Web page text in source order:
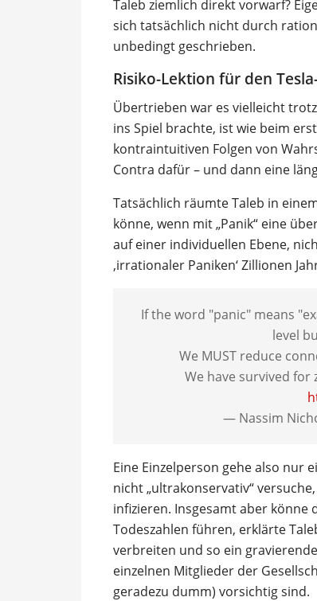
Taleb ziemlich direkt vorwarf?
sich tatsächlich nicht durch
unbedingt geschrieben.
Risiko-Lektion für den
Übertrieben war es vielleicht
ins Spiel brachte, ist wie beim
kontraintuitiven Folgen von
Contra dafür – und dann eine
Tatsächlich räumte Taleb in
könne, wenn mit „Panik“ eine
auf einer individuellen Ebene,
‚irrationaler Paniken‘ Zillionen
If the word "panic" means
level
We MUST reduce
We have survived
— Nassim
Eine Einzelperson gehe also nur
nicht „ultrakonservativ“
infizieren. Insgesamt aber könne
Todeszahlen führen, erklärte
verbreiten und so ein
einzelnen Mitglieder der
geradezu dumm) vorsichtig sind.